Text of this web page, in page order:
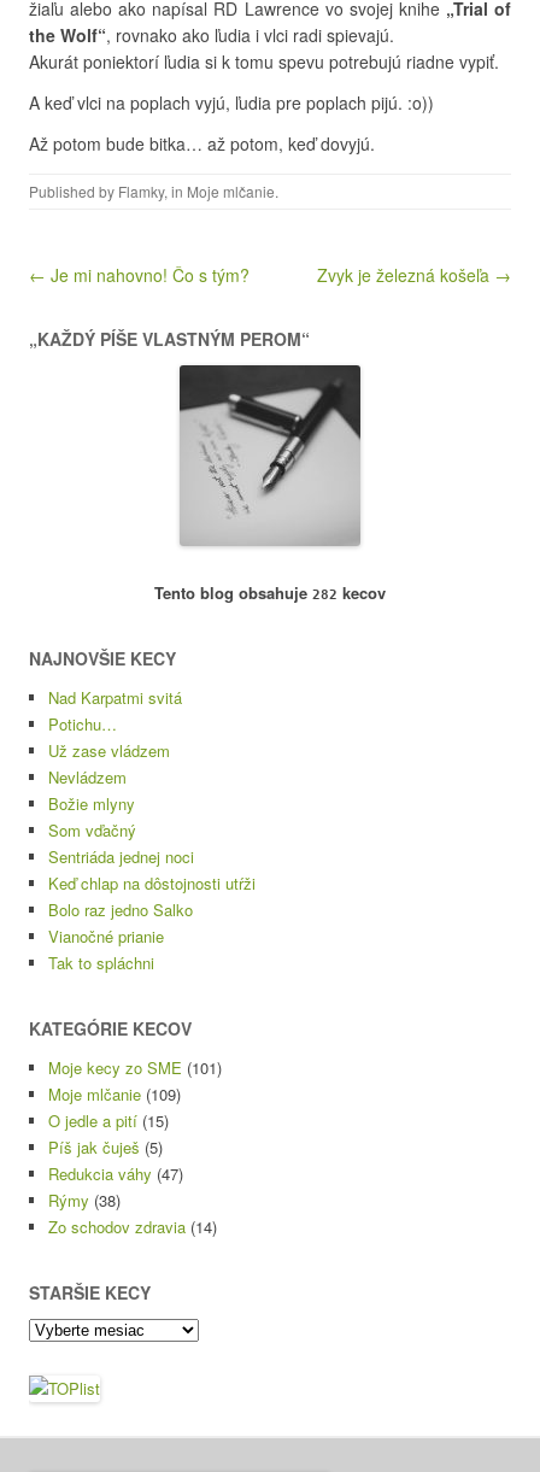
žiaľu alebo ako napísal RD Lawrence vo svojej knihe „Trial of
the Wolf“, rovnako ako ľudia i vlci radi spievajú.
Akurát poniektorí ľudia si k tomu spevu potrebujú riadne vypiť.
A keď vlci na poplach vyjú, ľudia pre poplach pijú. :o))
Až potom bude bitka… až potom, keď dovyjú.
Published by Flamky, in Moje mlčanie.
Post navigation
← Je mi nahovno! Čo s tým? Zvyk je železná košeľa →
„KAŽDÝ PÍŠE VLASTNÝM PEROM“
Tento blog obsahuje 282 kecov
NAJNOVŠIE KECY
Nad Karpatmi svitá
Potichu…
Už zase vládzem
Nevládzem
Božie mlyny
Som vďačný
Sentriáda jednej noci
Keď chlap na dôstojnosti utŕži
Bolo raz jedno Salko
Vianočné prianie
Tak to spláchni
KATEGÓRIE KECOV
Moje kecy zo SME (101)
Moje mlčanie (109)
O jedle a pití (15)
Píš jak čuješ (5)
Redukcia váhy (47)
Rýmy (38)
Zo schodov zdravia (14)
STARŠIE KECY
Staršie
kecy